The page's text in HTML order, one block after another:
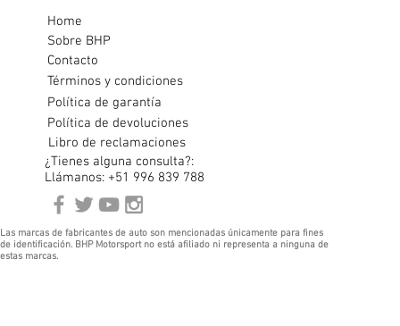
Home
Sobre BHP
Contacto
Términos y condiciones
Política de garantía
Política de devoluciones
Libro de reclamaciones
¿Tienes alguna consulta?:
Llámanos: +51 996 839 788
Las marcas de fabricantes de auto son mencionadas únicamente para fines
de identificación. BHP Motorsport no está afiliado ni representa a ninguna de
estas marcas.